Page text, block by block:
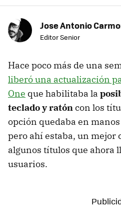
Jose Antonio
Editor Senior
Hace poco más de una
liberó una actualización
One que habilitaba la
teclado y ratóncon los
opción quedaba en
pero ahí estaba, un mejor
algunos títulos que ahora
usuarios.